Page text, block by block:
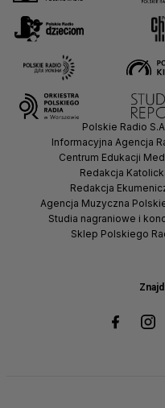
Polskie Radio
Informacyjna Agencja
Centrum Edukacji
Redakcja
Redakcja
Agencja Muzyczna
Studia nagraniowe i
Sklep Polskiego